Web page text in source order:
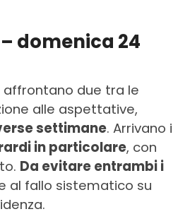
domenica 24
due tra le
alle aspettative,
settimane. Arrivano i
in particolare, con
Da evitare entrambi i
al fallo sistematico su